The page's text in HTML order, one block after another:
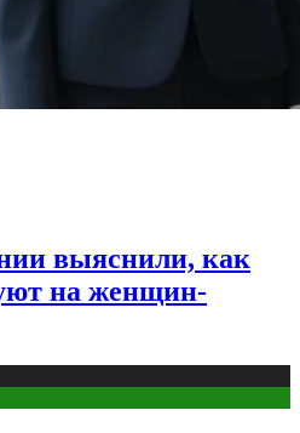
выяснили, как
на женщин-